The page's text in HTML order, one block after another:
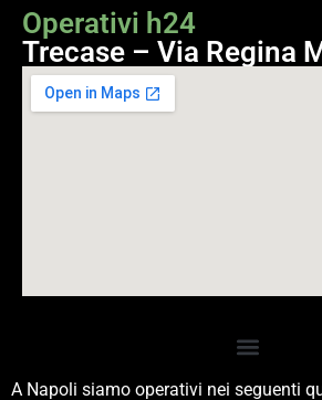
Operativi h24
Trecase – Via Regina
A Napoli siamo operativi nei seguenti